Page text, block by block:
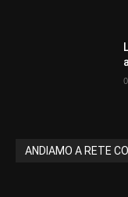
ANDIAMO A RETE